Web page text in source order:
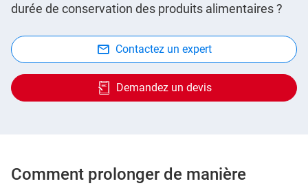
durée de conservation des produits alimentaires ?
Contactez un expert
Demandez un devis
Comment prolonger de manière